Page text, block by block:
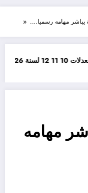
يباشر مهامه رسميا….
مهامه